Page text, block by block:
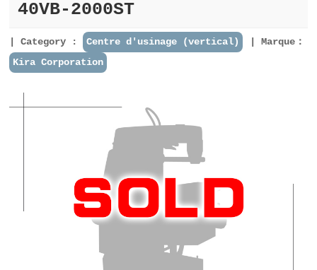
40VB-2000ST
Category : Centre d′usinage (vertical)
Marque：
Kira Corporation